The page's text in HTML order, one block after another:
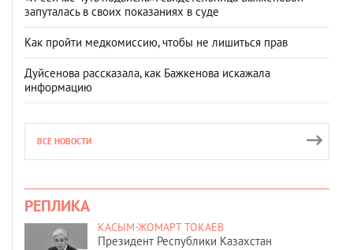
запуталась в своих показаниях в суде
Как пройти медкомиссию, чтобы не лишиться прав
Дуйсенова рассказала, как Бажкенова искажала
информацию
ВСЕ НОВОСТИ
РЕПЛИКА
КАСЫМ-ЖОМАРТ ТОКАЕВ
Президент Республики Казахстан